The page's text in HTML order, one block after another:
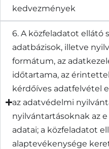
kedvezmények
6. A közfeladatot ellátó
adatbázisok, illetve
formátum, az
időtartama, az
kérdőíves adatfelvétel
az adatvédelmi
nyilvántartásoknak az
adatai; a közfeladatot
alaptevékenysége